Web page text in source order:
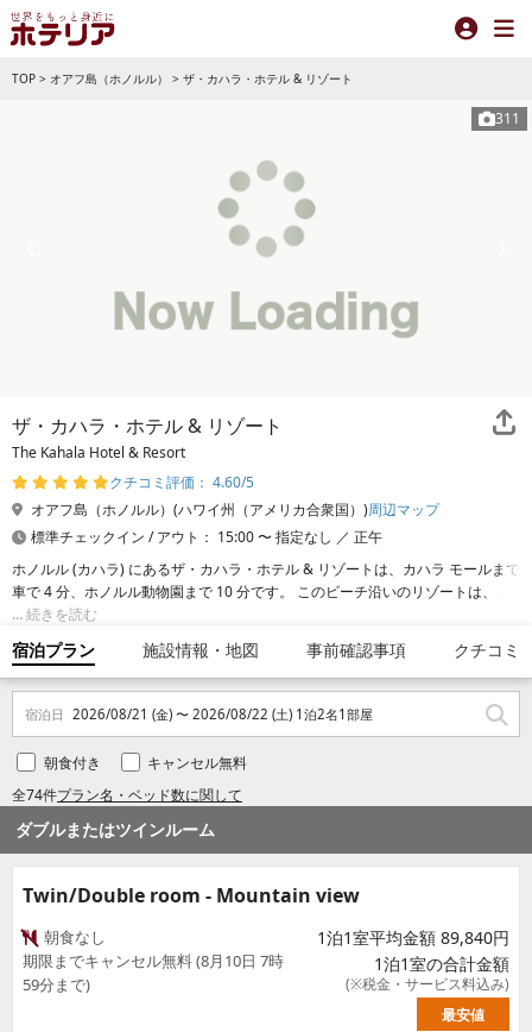
TOP > オアフ島（ホノルル） > ザ・カハラ・ホテル & リゾート
311
ザ・カハラ・ホテル & リゾート
The Kahala Hotel & Resort
クチコミ評価： 4.60/5
オアフ島（ホノルル）(ハワイ州（アメリカ合衆国）)周辺マップ
標準チェックイン / アウト： 15:00 〜 指定なし ／ 正午
ホノルル (カハラ) にあるザ・カハラ・ホテル & リゾートは、カハラ モールまで
車で 4 分、ホノルル動物園まで 10 分です。 このビーチ沿いのリゾートは、ダ
イヤモンドヘッドまで 4.9 km、ワイキキ ビーチまで 6 km の場所にあります。
続きを読む
宿泊プラン 施設情報・地図 事前確認事項 クチコミ
宿泊日 2026/08/21 (金) 〜 2026/08/22 (土) 1泊2名1部屋
全74件プラン名・ベッド数に関して
朝食付き キャンセル無料
ダブルまたはツインルーム
Twin/Double room - Mountain view
朝食なし
期限までキャンセル無料 (8月10日 7時
59分まで)
1泊1室平均金額 89,840円
1泊1室の合計金額
(※税金・サービス料込み)
最安値